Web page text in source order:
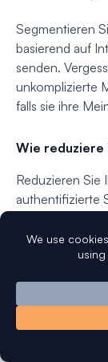
Segmentieren
basierend auf
senden.
unkomplizierte
falls sie ihre
Wie reduziere
Reduzieren Sie
authentifizierte
vermeiden und
relevant sind.
Eine saubere
engagierte
reduzieren und